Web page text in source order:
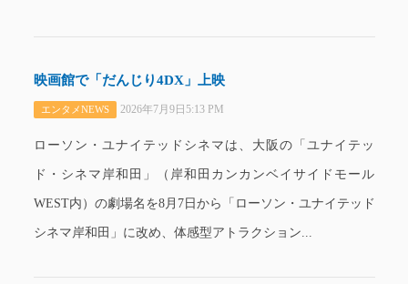
映画館で「だんじり4DX」上映
エンタメNEWS 2026年7月9日5:13 PM
ローソン・ユナイテッドシネマは、大阪の「ユナイテッ
ド・シネマ岸和田」（岸和田カンカンベイサイドモール
WEST内）の劇場名を8月7日から「ローソン・ユナイテッド
シネマ岸和田」に改め、体感型アトラクション...